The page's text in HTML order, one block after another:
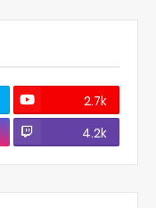
2.7k
4.2k